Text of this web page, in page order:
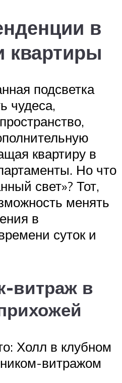
в
квартиры
подсветка
чудеса,
квартиру в
Но что
свет»? Тот,
менять
в
суток и
витраж в
Холл в клубном
витражом